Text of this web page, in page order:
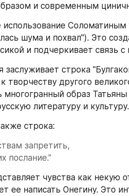
и современным
Соломатиным
шума и похвал"). Это
и подчеркивает связь с
заслуживает строка
творчеству другого
многогранный образ
литературу и культуру.
строка:
запретить,
послание."
чувства как некую
ее написать Онегину. Это